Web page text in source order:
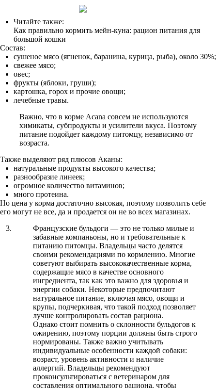
Читайте также:
Как правильно кормить мейн-куна: рацион питания для
большой кошки
Состав:
сушеное мясо (ягненок, баранина, курица, рыба), около 30%;
свежее мясо;
овес;
фрукты (яблоки, груши);
картошка, горох и прочие овощи;
лечебные травы.
Важно, что в корме Acana совсем не используются
химикаты, субпродукты и усилители вкуса. Поэтому
питание подойдет каждому питомцу, независимо от
возраста.
Также выделяют ряд плюсов Аканы:
натуральные продукты высокого качества;
разнообразие линеек;
огромное количество витаминов;
много протеина.
Но цена у корма достаточно высокая, поэтому позволить себе
его могут не все, да и продается он не во всех магазинах.
Французские бульдоги — это не только милые и
забавные компаньоны, но и требовательные к
питанию питомцы. Владельцы часто делятся
своими рекомендациями по кормлению. Многие
советуют выбирать высококачественные корма,
содержащие мясо в качестве основного
ингредиента, так как это важно для здоровья и
энергии собаки. Некоторые предпочитают
натуральное питание, включая мясо, овощи и
крупы, подчеркивая, что такой подход позволяет
лучше контролировать состав рациона.
Однако стоит помнить о склонности бульдогов к
ожирению, поэтому порции должны быть строго
нормированы. Также важно учитывать
индивидуальные особенности каждой собаки:
возраст, уровень активности и наличие
аллергий. Владельцы рекомендуют
проконсультироваться с ветеринаром для
составления оптимального рациона, чтобы